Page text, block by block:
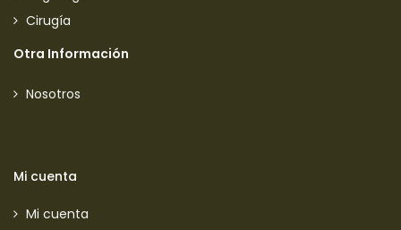
Cirugía
Otra Información
Nosotros
Mi cuenta
Mi cuenta